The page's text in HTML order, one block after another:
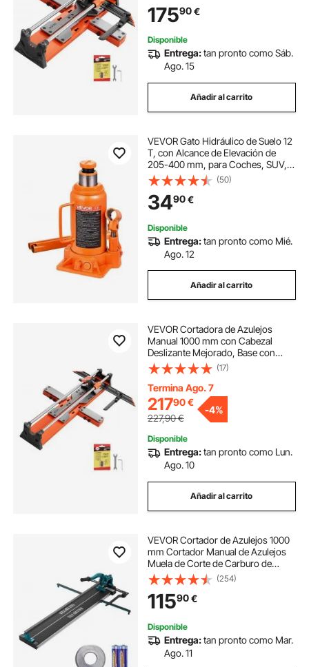
8 y 22 mm para Baldosas Suelo
Cerámica y Pared
17590€
Disponible
Entrega:tan pronto como Sáb.
Ago. 15
Añadir al carrito
VEVOR Gato Hidráulico de Suelo 12
T, con Alcance de Elevación de
205-400 mm, para Coches, SUV,
Camionetas, Talleres Mecánicos,
Ascensores Domésticos y
Maquinaria Agrícola, Naranja, 128 x
125 x 205 mm
(50)
3490€
Disponible
Entrega:tan pronto como Mié.
Ago. 12
Añadir al carrito
VEVOR Cortadora de Azulejos
Manual 1000 mm con Cabezal
Deslizante Mejorado, Base con
Resorte, Guía de Alineación, Corte
Recto y Diagonal, Ruedas de Corte
8 y 22 mm para Suelo Baldosas
Pared y Cerámica
(17)
Termina Ago. 7
21790€
227,90€
-4%
Disponible
Entrega:tan pronto como Lun.
Ago. 10
Añadir al carrito
VEVOR Cortador de Azulejos 1000
mm Cortador Manual de Azulejos
Muela de Corte de Carburo de
Tungsteno Posicionamiento por
Infrarrojos Pies Antideslizantes
para Instaladores Profesionales
Principiantes
(254)
11590€
Disponible
Entrega:tan pronto como Mar.
Ago. 11